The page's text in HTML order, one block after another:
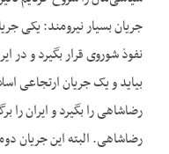
جریان بسیار نیرومند: یکی
نفوذ شوروی قرار بگیرد و
بیاید و یک جریان ارتجاعی
رضاشاهی را بگیرد و ایران را
رضاشاهی. البته این جریان